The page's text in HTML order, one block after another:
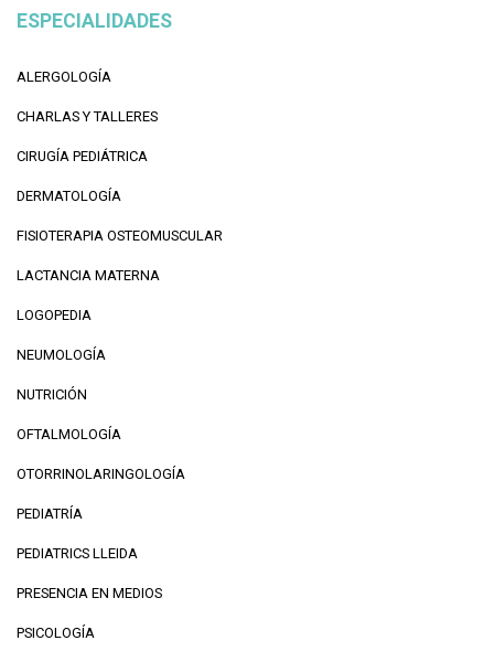
ESPECIALIDADES
ALERGOLOGÍA
CHARLAS Y TALLERES
CIRUGÍA PEDIÁTRICA
DERMATOLOGÍA
FISIOTERAPIA OSTEOMUSCULAR
LACTANCIA MATERNA
LOGOPEDIA
NEUMOLOGÍA
NUTRICIÓN
OFTALMOLOGÍA
OTORRINOLARINGOLOGÍA
PEDIATRÍA
PEDIATRICS LLEIDA
PRESENCIA EN MEDIOS
PSICOLOGÍA